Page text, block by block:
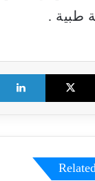
طبية .
X